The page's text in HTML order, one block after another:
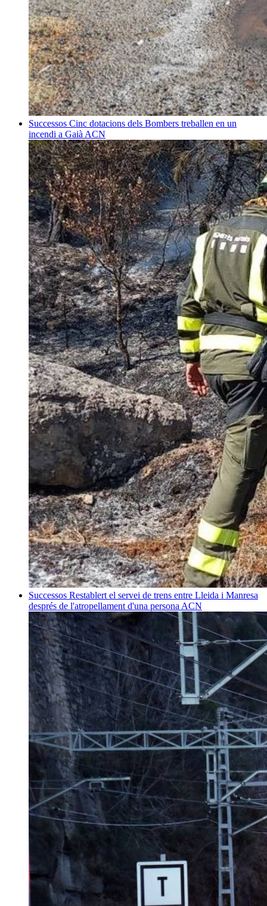
Successos Cinc dotacions dels Bombers treballen en un
incendi a Gaià ACN
Successos Restablert el servei de trens entre Lleida i Manresa
després de l'atropellament d'una persona ACN